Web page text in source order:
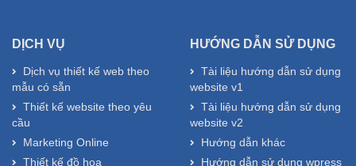
DỊCH VỤ
Dịch vụ thiết kế web theo
mẫu có sẵn
Thiết kế website theo yêu
cầu
Marketing Online
Thiết kế đồ họa
HƯỚNG DẪN SỬ DỤNG
Tài liệu hướng dẫn sử dụng
website v1
Tài liệu hướng dẫn sử dụng
website v2
Hướng dẫn khác
Hướng dẫn sử dụng wpress